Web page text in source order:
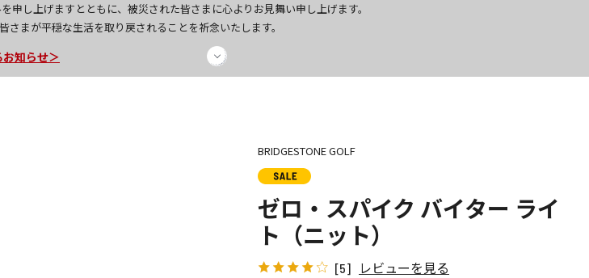
申し上げますとともに、被災された皆さまに心よりお見舞い申し上げます。
まが平穏な生活を取り戻されることを祈念いたします。
知らせ＞
・発送・お問い合わせ＞
BRIDGESTONE GOLF
ゼロ・スパイク バイター ライ
ト（ニット）
[5] レビューを見る